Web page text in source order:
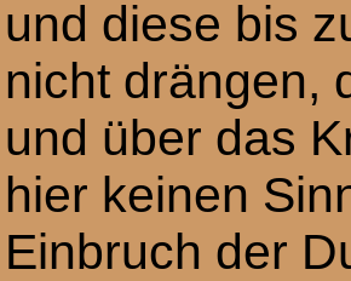
und diese bis
nicht drängen,
und über das
hier keinen
Einbruch der